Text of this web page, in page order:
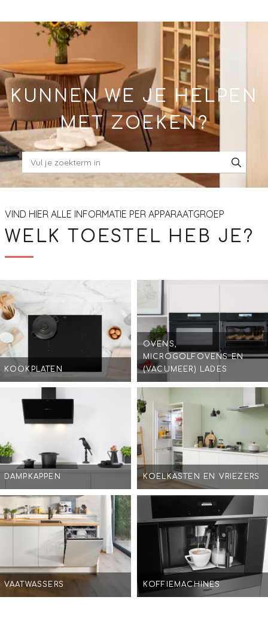
to
KUNNEN WE JE HELPEN
MET ZOEKEN?
VIND HIER ALLE INFORMATIE PER APPARAATGROEP
WELK TOESTEL HEB JE?
KOOKPLATEN
OVENS,
MICROGOLFOVENS EN
(VACUMEER) LADES
DAMPKAPPEN KOELKASTEN EN VRIEZERS
VAATWASSERS KOFFIEMACHINES